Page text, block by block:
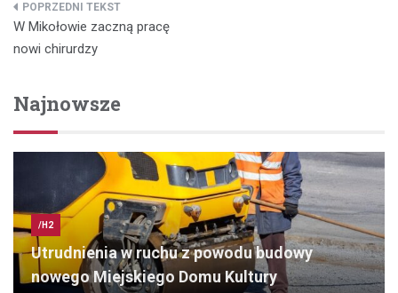
Nawigacja
wpisu
W Mikołowie zaczną pracę
nowi chirurdzy
Najnowsze
/H2
Utrudnienia w ruchu z powodu budowy
nowego Miejskiego Domu Kultury